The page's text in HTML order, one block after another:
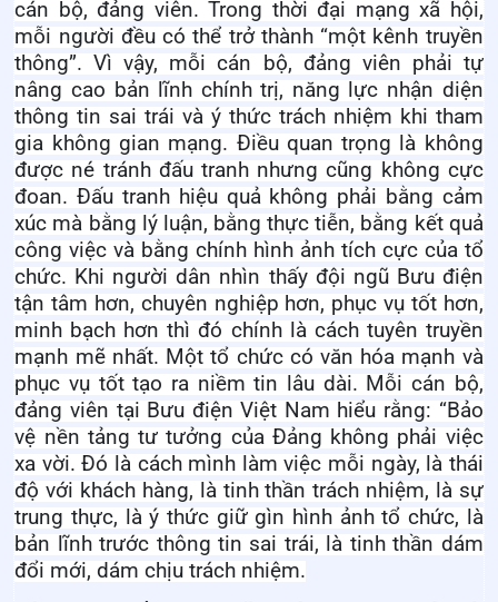
cán bộ, đảng viên. Trong thời đại mạng xã hội,
mỗi người đều có thể trở thành “một kênh truyền
thông”. Vì vậy, mỗi cán bộ, đảng viên phải tự
nâng cao bản lĩnh chính trị, năng lực nhận diện
thông tin sai trái và ý thức trách nhiệm khi tham
gia không gian mạng. Điều quan trọng là không
được né tránh đấu tranh nhưng cũng không cực
đoan. Đấu tranh hiệu quả không phải bằng cảm
xúc mà bằng lý luận, bằng thực tiễn, bằng kết quả
công việc và bằng chính hình ảnh tích cực của tổ
chức. Khi người dân nhìn thấy đội ngũ Bưu điện
tận tâm hơn, chuyên nghiệp hơn, phục vụ tốt hơn,
minh bạch hơn thì đó chính là cách tuyên truyền
mạnh mẽ nhất. Một tổ chức có văn hóa mạnh và
phục vụ tốt tạo ra niềm tin lâu dài. Mỗi cán bộ,
đảng viên tại Bưu điện Việt Nam hiểu rằng: “Bảo
vệ nền tảng tư tưởng của Đảng không phải việc
xa vời. Đó là cách mình làm việc mỗi ngày, là thái
độ với khách hàng, là tinh thần trách nhiệm, là sự
trung thực, là ý thức giữ gìn hình ảnh tổ chức, là
bản lĩnh trước thông tin sai trái, là tinh thần dám
đổi mới, dám chịu trách nhiệm.